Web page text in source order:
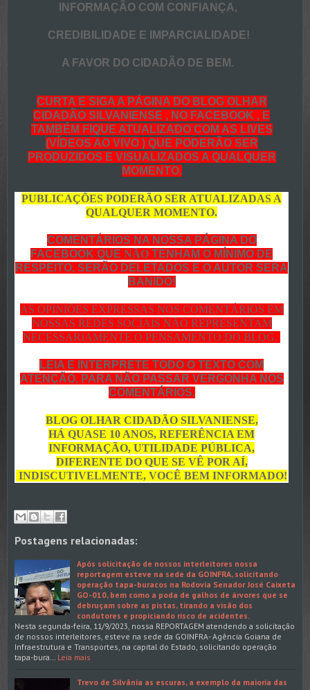
INFORMAÇÃO COM CONFIANÇA,
CREDIBILIDADE E IMPARCIALIDADE!
A FAVOR DO CIDADÃO DE BEM.
CURTA E SIGA A PÁGINA DO BLOG OLHAR
CIDADÃO SILVANIENSE , NO FACEBOOK , E
TAMBÉM FIQUE ATUALIZADO COM AS LIVES
(VÍDEOS AO VIVO ) QUE PODERÃO SER
PRODUZIDOS E VISUALIZADOS A QUALQUER
MOMENTO.
PUBLICAÇÕES PODERÃO SER ATUALIZADAS A
QUALQUER MOMENTO.
COMENTÁRIOS NA NOSSA PÁGINA DO
FACEBOOK QUE NÃO TENHAM O MÍNIMO DE
RESPEITO, SERÃO DELETADOS E O AUTOR SERA
BANIDO!
AS OPINIÕES EXPRESSAS NOS COMENTÁRIOS EM
NOSSAS REDES SOCIAIS NÃO REPRESENTAM
NECESSARIAMENTE O PENSAMENTO DO BLOG.
LEIA E INTERPRETE TODO O TEXTO COM
ATENÇÃO, PARA NÃO PASSAR VERGONHA NOS
COMENTÁRIOS.
BLOG OLHAR CIDADÃO SILVANIENSE,
HÁ QUASE 10 ANOS, REFERÊNCIA EM
INFORMAÇÃO, UTILIDADE PÚBLICA,
DIFERENTE DO QUE SE VÊ POR AÍ,
INDISCUTIVELMENTE, VOCÊ BEM INFORMADO!
Postagens relacionadas:
Após solicitação de nossos interleitores nossa
reportagem esteve na sede da GOINFRA, solicitando
operação tapa-buracos na Rodovia Senador José Caixeta
GO-010, bem como a poda de galhos de árvores que se
debruçam sobre as pistas, tirando a visão dos
condutores e propiciando risco de acidentes.
Nesta segunda-feira, 11/9/2023, nossa REPORTAGEM atendendo a solicitação
de nossos interleitores, esteve na sede da GOINFRA- Agência Goiana de
Infraestrutura e Transportes, na capital do Estado, solicitando operação
tapa-bura… Leia mais
Trevo de Silvânia as escuras, a exemplo da maioria das